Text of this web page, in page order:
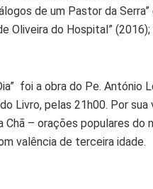
de um Pastor da
Oliveira do Hospital”
foi a obra do Pe. António
Livro, pelas 21h00. Por sua
Chã – orações populares do
valência de terceira idade.